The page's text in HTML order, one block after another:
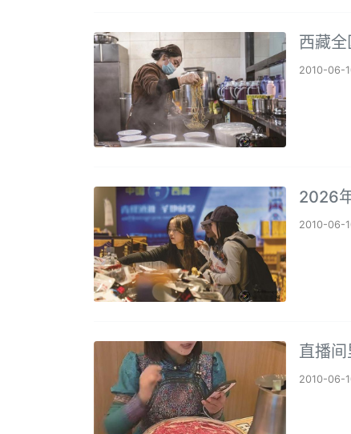
西藏
2010-06-
2026
2010-06-
直播
2010-06-